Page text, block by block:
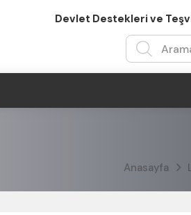
Devlet Destekleri ve
Anasayfa